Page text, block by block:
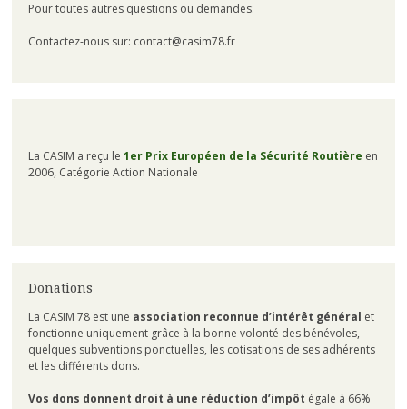
Pour toutes autres questions ou demandes:
Contactez-nous sur: contact@casim78.fr
La CASIM a reçu le 1er Prix Européen de la Sécurité Routière en
2006, Catégorie Action Nationale
Donations
La CASIM 78 est une association reconnue d’intérêt général et
fonctionne uniquement grâce à la bonne volonté des bénévoles,
quelques subventions ponctuelles, les cotisations de ses adhérents
et les différents dons.
Vos dons donnent droit à une réduction d’impôt égale à 66%